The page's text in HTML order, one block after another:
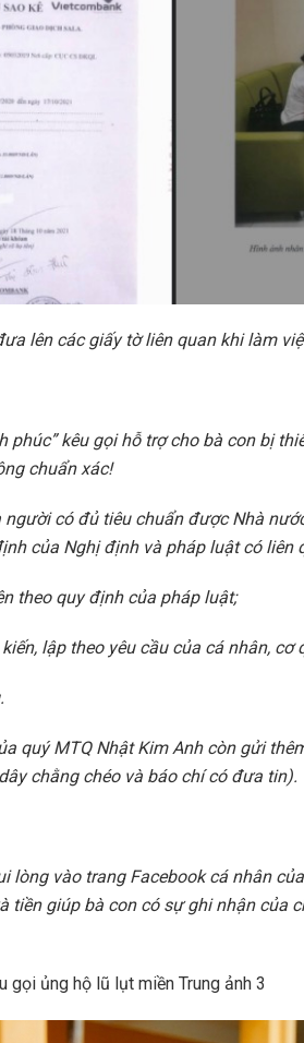
lên các giấy tờ liên quan khi làm
kêu gọi hỗ trợ cho bà con bị
chuẩn xác!
có đủ tiêu chuẩn được Nhà
của Nghị định và pháp luật có liên
theo quy định của pháp luật;
lập theo yêu cầu của cá nhân, cơ
quý MTQ Nhật Kim Anh còn gửi
chằng chéo và báo chí có đưa tin).
vào trang Facebook cá nhân
tiền giúp bà con có sự ghi nhận của